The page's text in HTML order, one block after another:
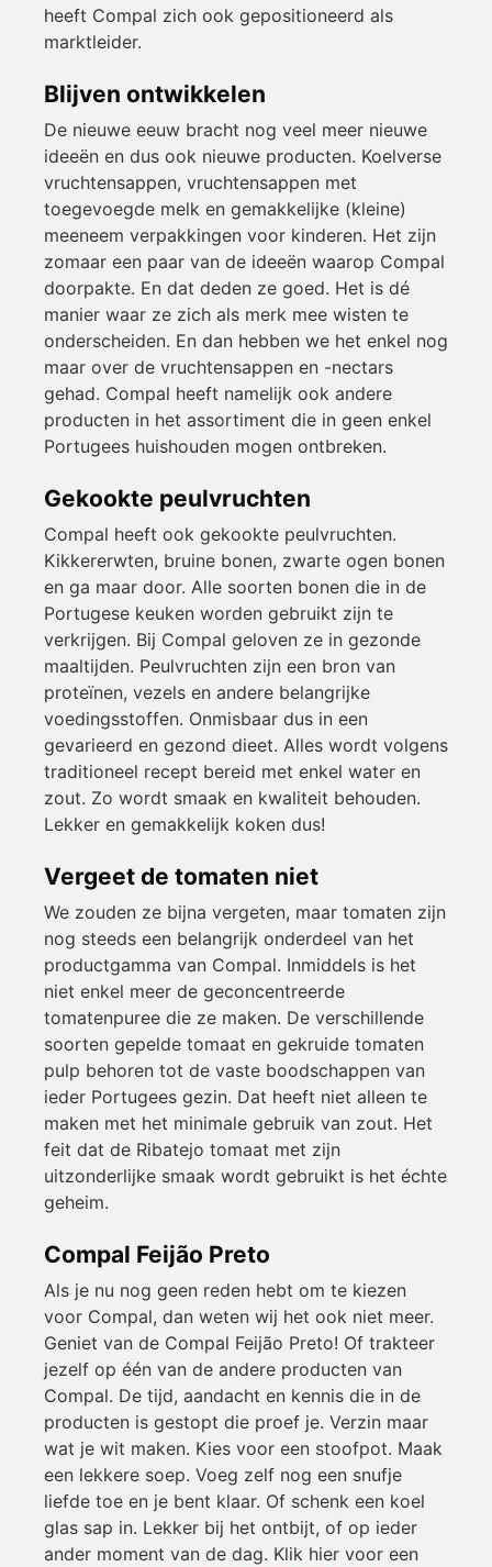
heeft Compal zich ook gepositioneerd als
marktleider.
Blijven ontwikkelen
De nieuwe eeuw bracht nog veel meer nieuwe
ideeën en dus ook nieuwe producten. Koelverse
vruchtensappen, vruchtensappen met
toegevoegde melk en gemakkelijke (kleine)
meeneem verpakkingen voor kinderen. Het zijn
zomaar een paar van de ideeën waarop Compal
doorpakte. En dat deden ze goed. Het is dé
manier waar ze zich als merk mee wisten te
onderscheiden. En dan hebben we het enkel nog
maar over de vruchtensappen en -nectars
gehad. Compal heeft namelijk ook andere
producten in het assortiment die in geen enkel
Portugees huishouden mogen ontbreken.
Gekookte peulvruchten
Compal heeft ook gekookte peulvruchten.
Kikkererwten, bruine bonen, zwarte ogen bonen
en ga maar door. Alle soorten bonen die in de
Portugese keuken worden gebruikt zijn te
verkrijgen. Bij Compal geloven ze in gezonde
maaltijden. Peulvruchten zijn een bron van
proteïnen, vezels en andere belangrijke
voedingsstoffen. Onmisbaar dus in een
gevarieerd en gezond dieet. Alles wordt volgens
traditioneel recept bereid met enkel water en
zout. Zo wordt smaak en kwaliteit behouden.
Lekker en gemakkelijk koken dus!
Vergeet de tomaten niet
We zouden ze bijna vergeten, maar tomaten zijn
nog steeds een belangrijk onderdeel van het
productgamma van Compal. Inmiddels is het
niet enkel meer de geconcentreerde
tomatenpuree die ze maken. De verschillende
soorten gepelde tomaat en gekruide tomaten
pulp behoren tot de vaste boodschappen van
ieder Portugees gezin. Dat heeft niet alleen te
maken met het minimale gebruik van zout. Het
feit dat de Ribatejo tomaat met zijn
uitzonderlijke smaak wordt gebruikt is het échte
geheim.
Compal Feijão Preto
Als je nu nog geen reden hebt om te kiezen
voor Compal, dan weten wij het ook niet meer.
Geniet van de Compal Feijão Preto! Of trakteer
jezelf op één van de andere producten van
Compal. De tijd, aandacht en kennis die in de
producten is gestopt die proef je. Verzin maar
wat je wit maken. Kies voor een stoofpot. Maak
een lekkere soep. Voeg zelf nog een snufje
liefde toe en je bent klaar. Of schenk een koel
glas sap in. Lekker bij het ontbijt, of op ieder
ander moment van de dag. Klik hier voor een